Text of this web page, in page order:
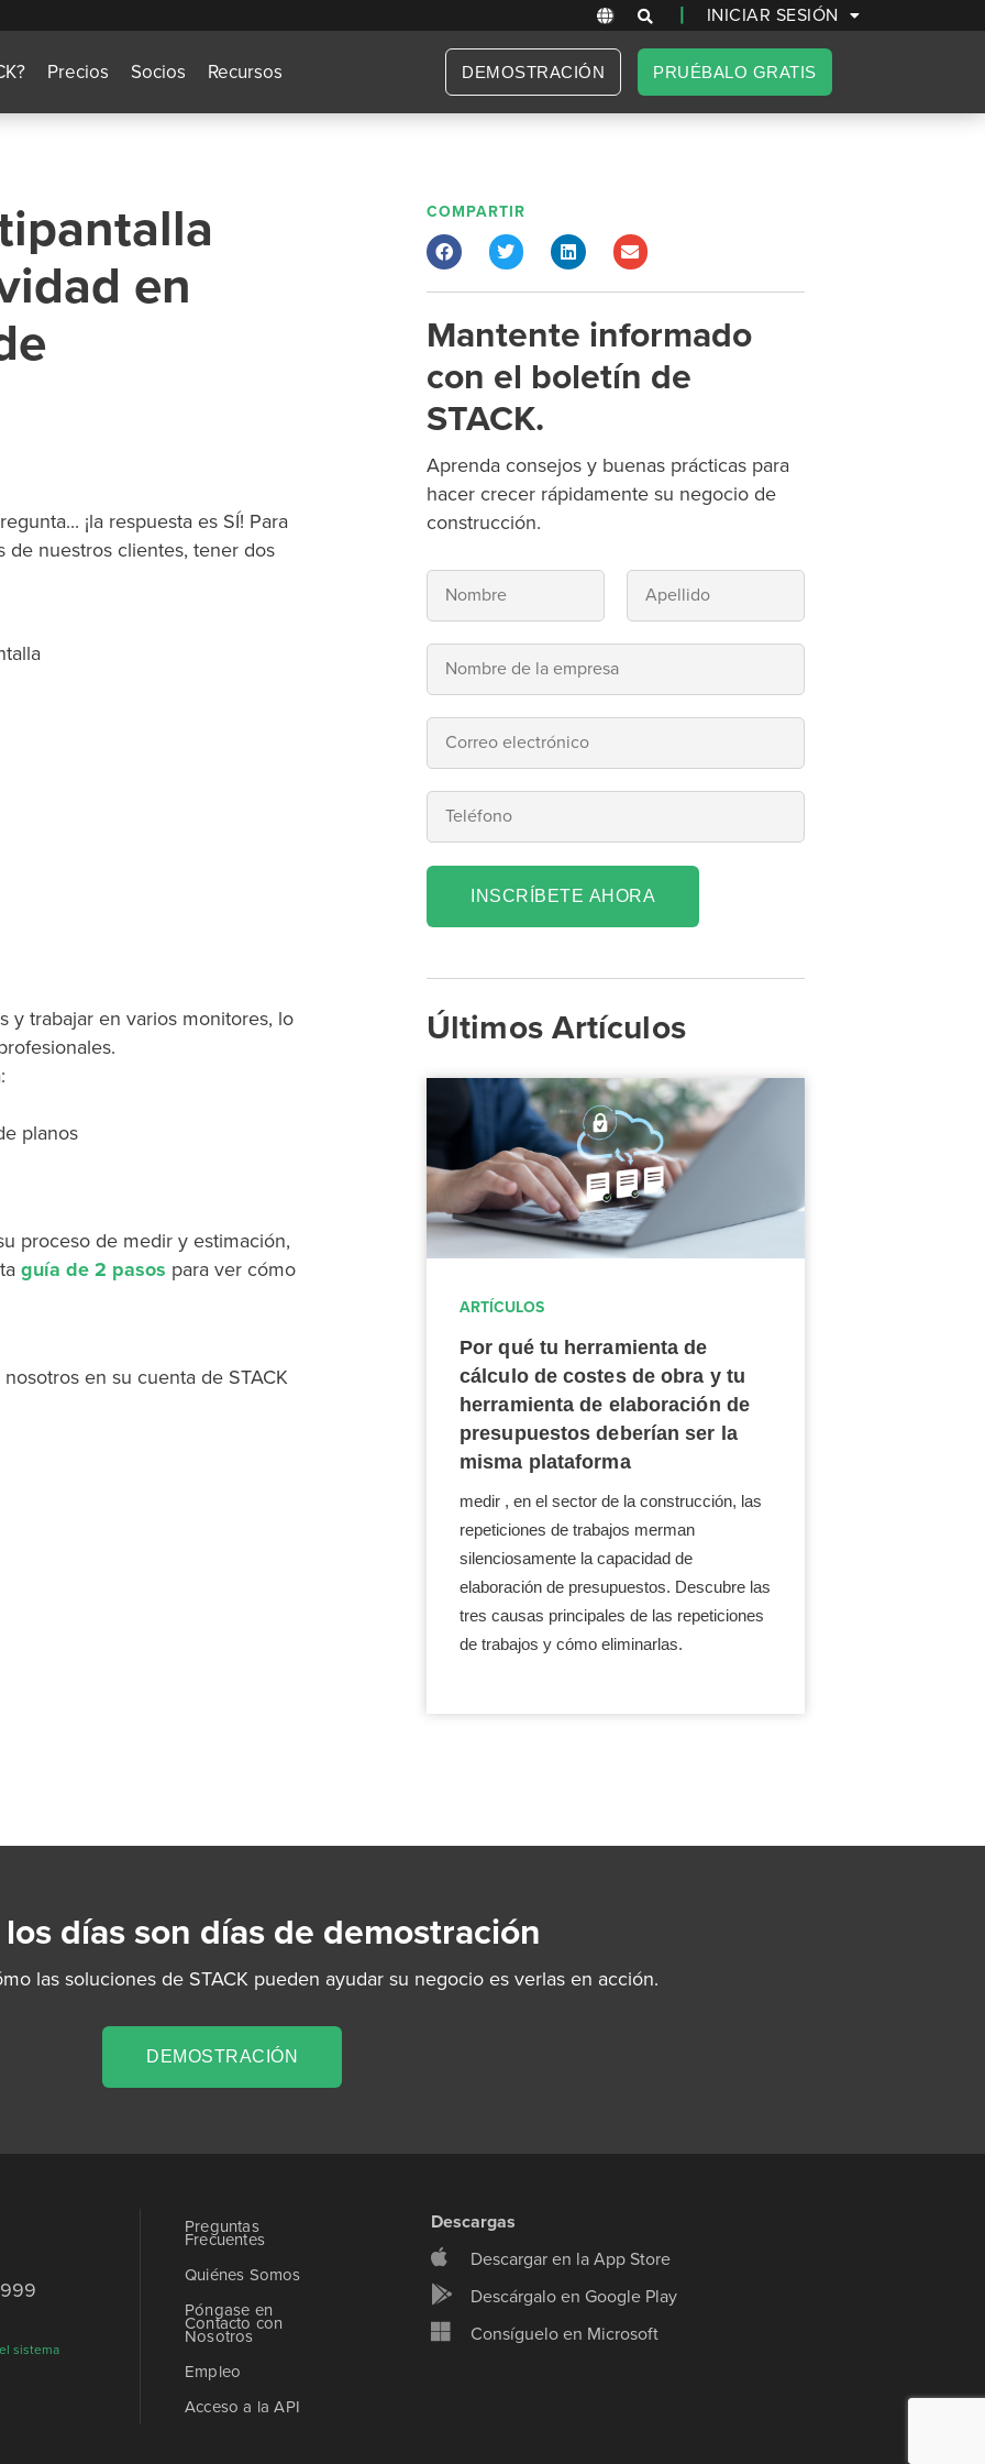
| INICIAR SESIÓN
Precios Socios Recursos DEMOSTRACIÓN PRUÉBALO GRATIS
en
¡la respuesta es SÍ! Para
de nuestros clientes, tener dos
y trabajar en varios monitores, lo
planos
proceso de medir y estimación,
guía de 2 pasos para ver cómo
nosotros en su cuenta de STACK
COMPARTIR
Mantente informado
con el boletín de
STACK.
Aprenda consejos y buenas prácticas para
hacer crecer rápidamente su negocio de
construcción.
INSCRÍBETE AHORA
Últimos Artículos
ARTÍCULOS
Por qué tu herramienta de
cálculo de costes de obra y tu
herramienta de elaboración de
presupuestos deberían ser la
misma plataforma
medir , en el sector de la construcción, las
repeticiones de trabajos merman
silenciosamente la capacidad de
elaboración de presupuestos. Descubre las
tres causas principales de las repeticiones
de trabajos y cómo eliminarlas.
los días son días de demostración
las soluciones de STACK pueden ayudar su negocio es verlas en acción.
DEMOSTRACIÓN
sistema
Preguntas
Frecuentes
Quiénes Somos
Póngase en
Contacto con
Nosotros
Empleo
Acceso a la API
Descargas
Descargar en la App Store
Descárgalo en Google Play
Consíguelo en Microsoft